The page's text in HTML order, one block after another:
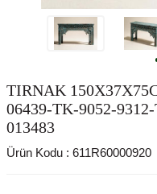
TIRNAK
06439-TK-9052-
013483
Ürün Kodu : 611R60000920